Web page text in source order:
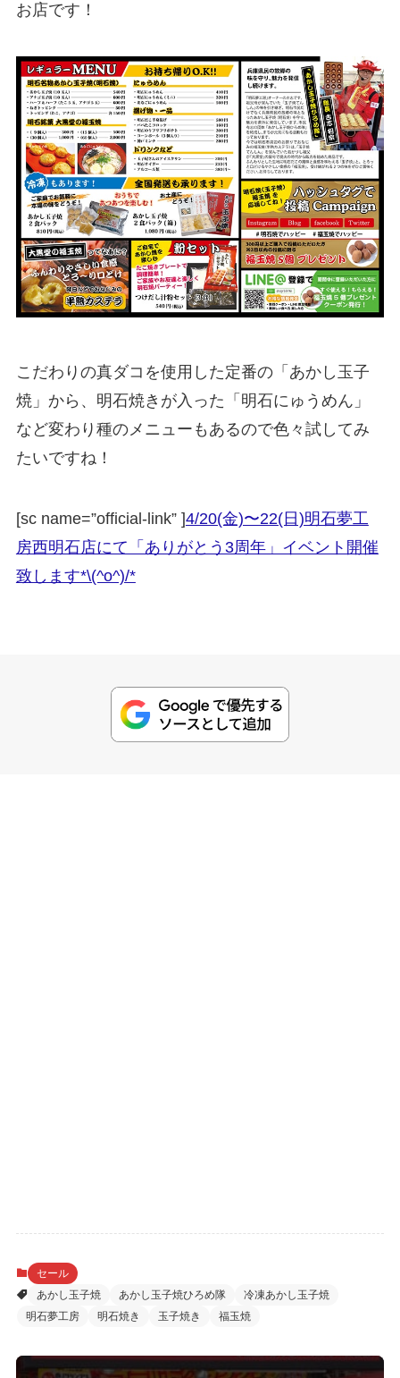
お店です！
こだわりの真ダコを使用した定番の「あかし玉子
焼」から、明石焼きが入った「明石にゅうめん」
など変わり種のメニューもあるので色々試してみ
たいですね！
[sc name=”official-link” ]4/20(金)〜22(日)明石夢工
房西明石店にて「ありがとう3周年」イベント開催
致します*\(^o^)/*
セール
あかし玉子焼
あかし玉子焼ひろめ隊
冷凍あかし玉子焼
明石夢工房
明石焼き 玉子焼き 福玉焼